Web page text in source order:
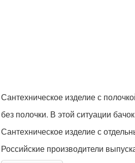
Сантехническое изделие с
без полочки. В этой ситуации
Сантехническое изделие с
Российские производители